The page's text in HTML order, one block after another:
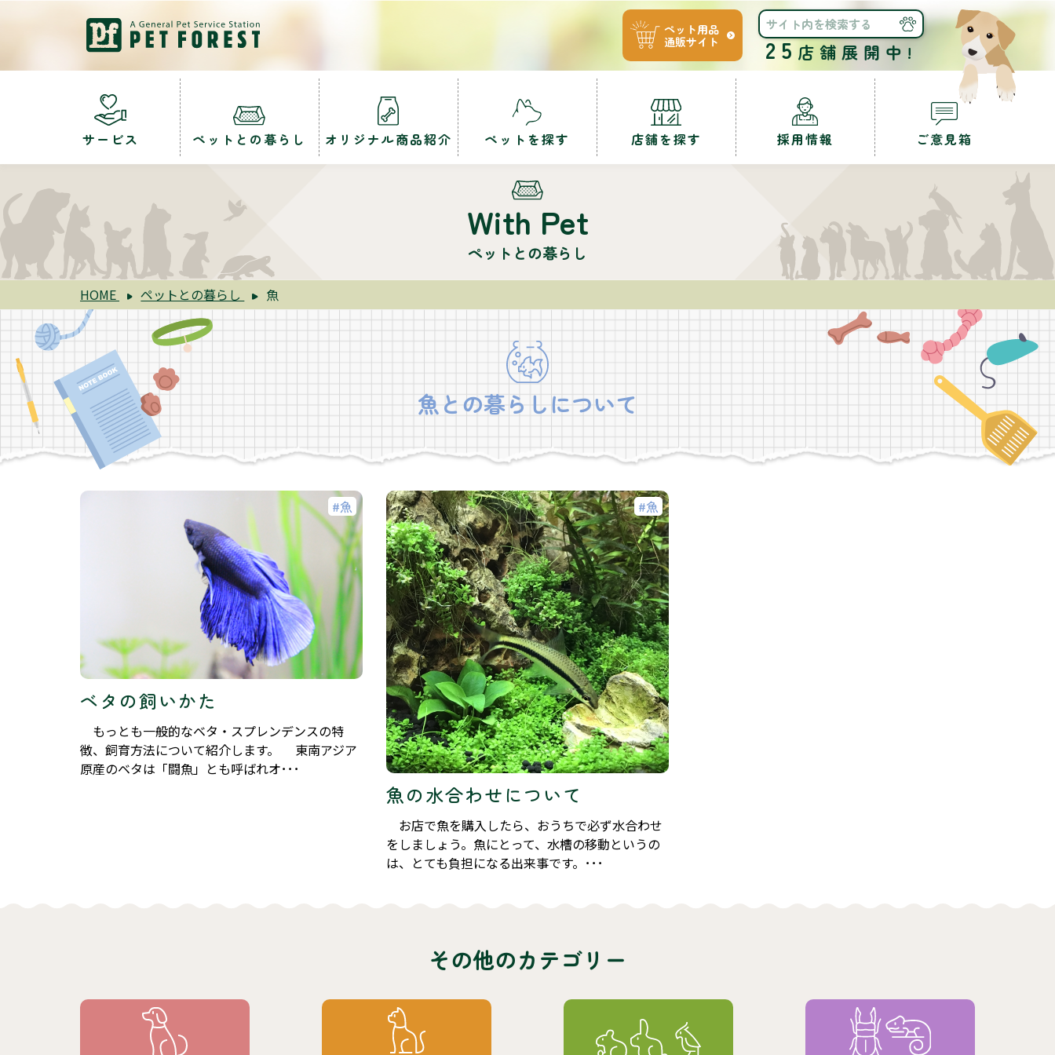
ペット用品
通販サイト
25店舗展開中!
サービス ペットとの暮らし オリジナル商品紹介 ペットを探す 店舗を探す 採用情報 ご意見箱
With Pet
ペットとの暮らし
HOME ペットとの暮らし 魚
魚との暮らしについて
魚
ベタの飼いかた
もっとも一般的なベタ・スプレンデンスの特
徴、飼育方法について紹介します。 東南アジア
原産のベタは「闘魚」とも呼ばれオ･･･
魚
魚の水合わせについて
お店で魚を購入したら、おうちで必ず水合わせ
をしましょう。魚にとって、水槽の移動というの
は、とても負担になる出来事です。･･･
その他のカテゴリー